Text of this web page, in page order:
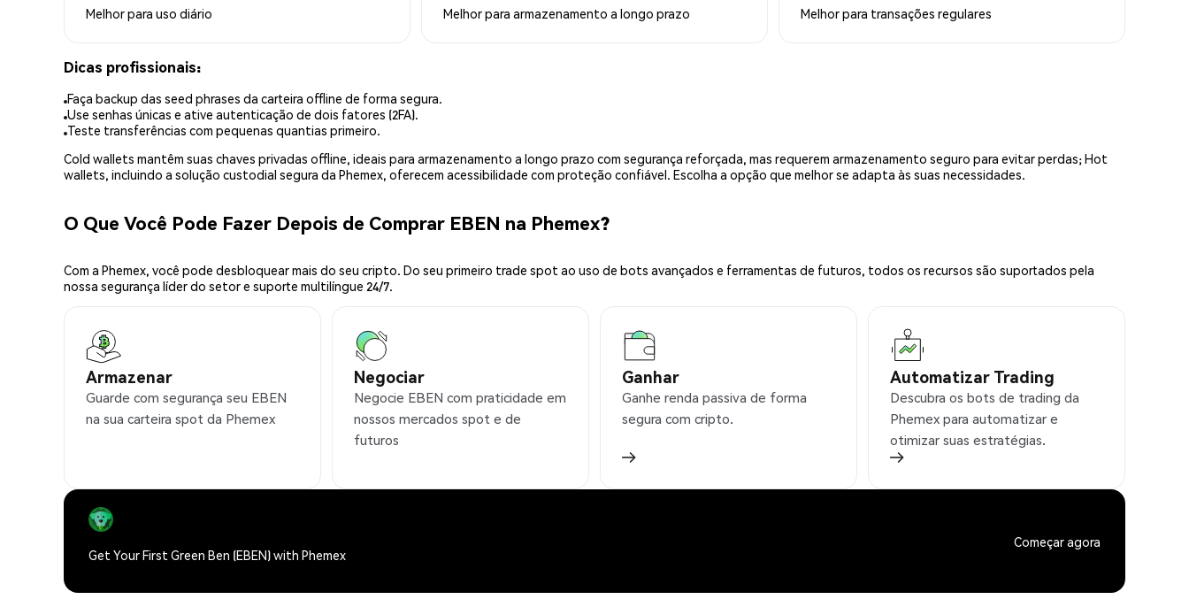
Melhor para uso diário
Melhor para armazenamento a longo prazo
Melhor para transações regulares
Dicas profissionais:
Faça backup das seed phrases da carteira offline de forma segura.
Use senhas únicas e ative autenticação de dois fatores (2FA).
Teste transferências com pequenas quantias primeiro.
Cold wallets mantêm suas chaves privadas offline, ideais para armazenamento a longo prazo com segurança reforçada, mas requerem armazenamento seguro para evitar perdas; Hot
wallets, incluindo a solução custodial segura da Phemex, oferecem acessibilidade com proteção confiável. Escolha a opção que melhor se adapta às suas necessidades.
O Que Você Pode Fazer Depois de Comprar EBEN na Phemex?
Com a Phemex, você pode desbloquear mais do seu cripto. Do seu primeiro trade spot ao uso de bots avançados e ferramentas de futuros, todos os recursos são suportados pela
nossa segurança líder do setor e suporte multilíngue 24/7.
Armazenar
Guarde com segurança seu EBEN
na sua carteira spot da Phemex
Negociar
Negocie EBEN com praticidade em
nossos mercados spot e de
futuros
Ganhar
Ganhe renda passiva de forma
segura com cripto.
Automatizar Trading
Descubra os bots de trading da
Phemex para automatizar e
otimizar suas estratégias.
Get Your First Green Ben (EBEN) with Phemex
Começar agora